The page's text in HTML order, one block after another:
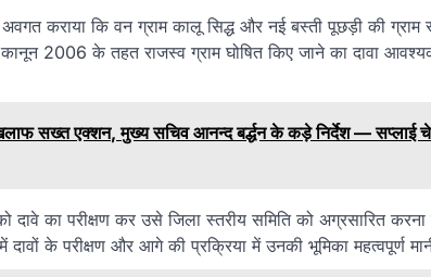
अवगत कराया कि वन ग्राम कालू सिद्ध और नई बस्ती पूछड़ी की ग्राम
2006 के तहत राजस्व ग्राम घोषित किए जाने का दावा
सख्त एक्शन, मुख्य सचिव आनन्द बर्द्धन के कड़े निर्देश — सप्लाई
दावे का परीक्षण कर उसे जिला स्तरीय समिति को अग्रसारित
के परीक्षण और आगे की प्रक्रिया में उनकी भूमिका महत्वपूर्ण